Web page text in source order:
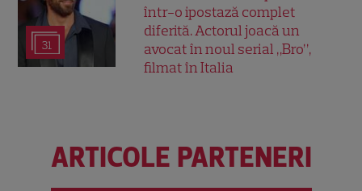
31
într-o ipostază complet
diferită. Actorul joacă un
avocat în noul serial „Bro”,
filmat în Italia
ARTICOLE PARTENERI